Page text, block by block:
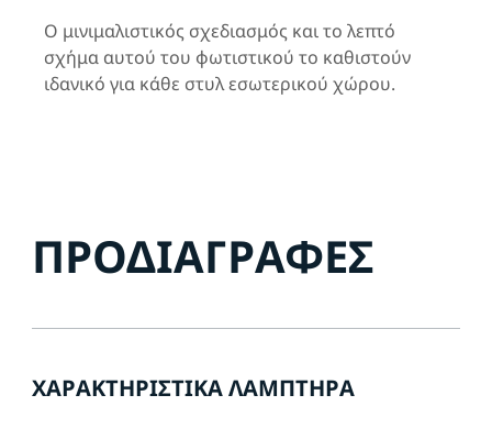
Ο μινιμαλιστικός σχεδιασμός και το λεπτό
σχήμα αυτού του φωτιστικού το καθιστούν
ιδανικό για κάθε στυλ εσωτερικού χώρου.
ΠΡΟΔΙΑΓΡΑΦΈΣ
ΧΑΡΑΚΤΗΡΙΣΤΙΚΆ ΛΑΜΠΤΉΡΑ